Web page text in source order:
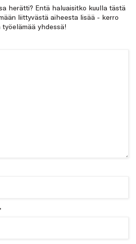
herätti? Entä haluaisitko kuulla tästä
liittyvästä aiheesta lisää - kerro
yhdessä!